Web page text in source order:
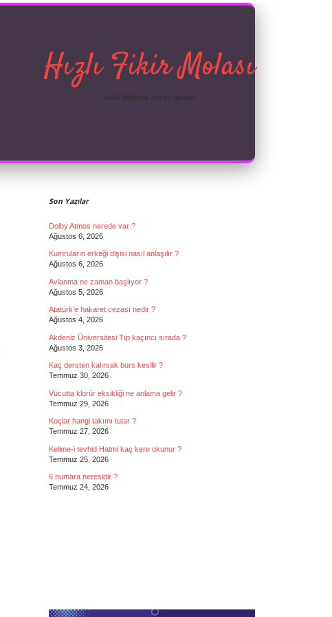
Hızlı Fikir Molası
Anlık bilgilerle zihnini tazele!
Sidebar
Son Yazılar
Dolby Atmos nerede var ?
Ağustos 6, 2026
Kumruların erkeği dişisi nasıl anlaşılır ?
Ağustos 6, 2026
Avlanma ne zaman başlıyor ?
Ağustos 5, 2026
Atatürk’e hakaret cezası nedir ?
Ağustos 4, 2026
Akdeniz Üniversitesi Tıp kaçıncı sırada ?
Ağustos 3, 2026
Kaç dersten kalırsak burs kesilir ?
Temmuz 30, 2026
Vücutta klorür eksikliği ne anlama gelir ?
Temmuz 29, 2026
Koçlar hangi takımı tutar ?
Temmuz 27, 2026
Kelime-i tevhid Hatmi kaç kere okunur ?
Temmuz 25, 2026
6 numara neresidir ?
Temmuz 24, 2026